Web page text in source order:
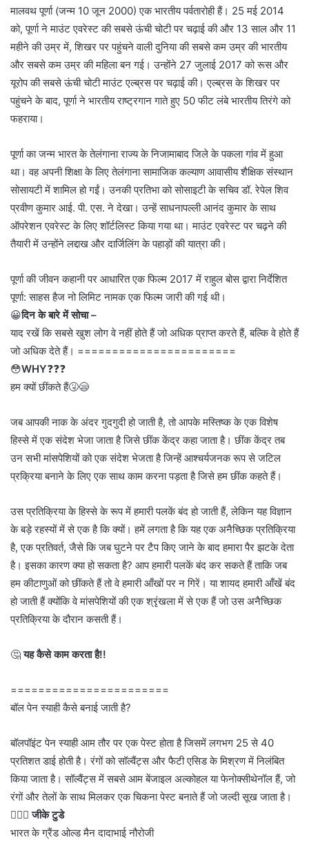
मालवथ पूर्णा (जन्म 10 जून 2000) एक भारतीय पर्वतारोही हैं। 25 मई 2014
को, पूर्णा ने माउंट एवरेस्ट की सबसे ऊंची चोटी पर चढ़ाई की और 13 साल और 11
महीने की उम्र में, शिखर पर पहुंचने वाली दुनिया की सबसे कम उम्र की भारतीय
और सबसे कम उम्र की महिला बन गई। उन्होंने 27 जुलाई 2017 को रूस और
यूरोप की सबसे ऊंची चोटी माउंट एल्ब्रस पर चढ़ाई की। एल्ब्रस के शिखर पर
पहुंचने के बाद, पूर्णा ने भारतीय राष्ट्रगान गाते हुए 50 फीट लंबे भारतीय तिरंगे को
फहराया।
पूर्णा का जन्म भारत के तेलंगाना राज्य के निजामाबाद जिले के पकला गांव में हुआ
था। वह अपनी शिक्षा के लिए तेलंगाना सामाजिक कल्याण आवासीय शैक्षिक संस्थान
सोसायटी में शामिल हो गईं। उनकी प्रतिभा को सोसाइटी के सचिव डॉ. रेपेल शिव
प्रवीण कुमार आई. पी. एस. ने देखा। उन्हें साधनापल्ली आनंद कुमार के साथ
ऑपरेशन एवरेस्ट के लिए शॉर्टलिस्ट किया गया था। माउंट एवरेस्ट पर चढ़ने की
तैयारी में उन्होंने लद्दाख और दार्जिलिंग के पहाड़ों की यात्रा की।
पूर्णा की जीवन कहानी पर आधारित एक फिल्म 2017 में राहुल बोस द्वारा निर्देशित
पूर्णा: साहस हैज नो लिमिट नामक एक फिल्म जारी की गई थी।
😀दिन के बारे में सोचा –
याद रखें कि सबसे खुश लोग वे नहीं होते हैं जो अधिक प्राप्त करते हैं, बल्कि वे होते हैं
जो अधिक देते हैं। =======================
😳WHY❓❓❓
हम क्यों छींकते हैं🤧😪
जब आपकी नाक के अंदर गुदगुदी हो जाती है, तो आपके मस्तिष्क के एक विशेष
हिस्से में एक संदेश भेजा जाता है जिसे छींक केंद्र कहा जाता है। छींक केंद्र तब
उन सभी मांसपेशियों को एक संदेश भेजता है जिन्हें आश्चर्यजनक रूप से जटिल
प्रक्रिया बनाने के लिए एक साथ काम करना पड़ता है जिसे हम छींक कहते हैं।
उस प्रतिक्रिया के हिस्से के रूप में हमारी पलकें बंद हो जाती हैं, लेकिन यह विज्ञान
के बड़े रहस्यों में से एक है कि क्यों। हमें लगता है कि यह एक अनैच्छिक प्रतिक्रिया
है, एक प्रतिवर्त, जैसे कि जब घुटने पर टैप किए जाने के बाद हमारा पैर झटके देता
है। इसका कारण क्या हो सकता है? आप हमारी पलकें बंद कर सकते हैं ताकि जब
हम कीटाणुओं को छींकते हैं तो वे हमारी आँखों पर न गिरें। या शायद हमारी आँखें बंद
हो जाती हैं क्योंकि वे मांसपेशियों की एक श्रृंखला में से एक हैं जो उस अनैच्छिक
प्रतिक्रिया के दौरान कसती हैं।
🤔यह कैसे काम करता है!!
=======================
बॉल पेन स्याही कैसे बनाई जाती है?
बॉलपॉइंट पेन स्याही आम तौर पर एक पेस्ट होता है जिसमें लगभग 25 से 40
प्रतिशत डाई होती है। रंगों को सॉल्वैंट्स और फैटी एसिड के मिश्रण में निलंबित
किया जाता है। सॉल्वैंट्स में सबसे आम बेंजाइल अल्कोहल या फेनोक्सीथेनॉल हैं, जो
रंगों और तेलों के साथ मिलकर एक चिकना पेस्ट बनाते हैं जो जल्दी सूख जाता है।
💁🏻‍♂‍जीके टुडे
भारत के ग्रैंड ओल्ड मैन दादाभाई नौरोजी